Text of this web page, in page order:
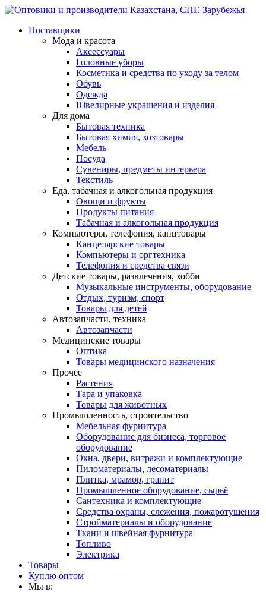
Поставщики
Мода и красота
Аксессуары
Головные уборы
Косметика и средства по уходу за телом
Обувь
Одежда
Ювелирные украшения и изделия
Для дома
Бытовая техника
Бытовая химия, хозтовары
Мебель
Посуда
Сувениры, предметы интерьера
Текстиль
Еда, табачная и алкогольная продукция
Овощи и фрукты
Продукты питания
Табачная и алкогольная продукция
Компьютеры, телефония, канцтовары
Канцелярские товары
Компьютеры и оргтехника
Телефония и средства связи
Детские товары, развлечения, хобби
Музыкальные инструменты, оборудование
Отдых, туризм, спорт
Товары для детей
Автозапчасти, техника
Автозапчасти
Медицинские товары
Оптика
Товары медицинского назначения
Прочее
Растения
Тара и упаковка
Товары для животных
Промышленность, строительство
Мебельная фурнитура
Оборудование для бизнеса, торговое
оборудование
Окна, двери, витражи и комплектующие
Пиломатериалы, лесоматериалы
Плитка, мрамор, гранит
Промышленное оборудование, сырьё
Сантехника и комплектующие
Средства охраны, слежения, пожаротушения
Стройматериалы и оборудование
Ткани и швейная фурнитура
Топливо
Электрика
Товары
Куплю оптом
Мы в: